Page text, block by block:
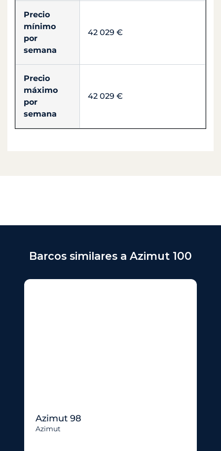
Precio
mínimo
por
semana
42 029 €
Precio
máximo
por
semana
42 029 €
Barcos similares a Azimut 100
Azimut 98
Azimut